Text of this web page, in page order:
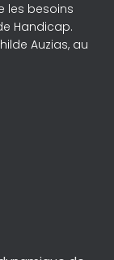
les besoins
Handicap.
Auzias, au